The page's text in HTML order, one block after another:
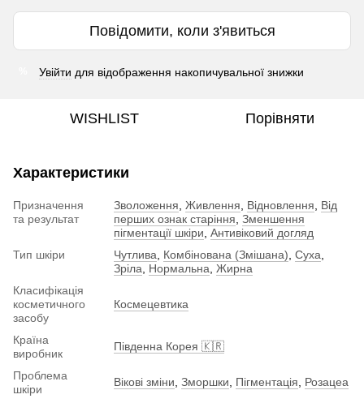
Повідомити, коли з'явиться
Увійти для відображення накопичувальної знижки
WISHLIST Порівняти
Характеристики
Призначення
та результат
Зволоження Живлення Відновлення
Від
перших ознак старіння Зменшення
пігментації шкіри Антивіковий догляд
Тип шкіри
Чутлива Комбінована (Змішана) Суха
Зріла
Нормальна Жирна
Класифікація
косметичного
засобу
Космецевтика
Країна
виробник
Південна Корея 🇰🇷
Проблема
шкіри
Вікові зміни Зморшки Пігментація Розацеа